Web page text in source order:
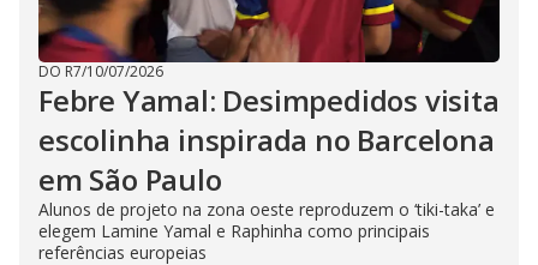
DO R7/10/07/2026
Febre Yamal: Desimpedidos visita
escolinha inspirada no Barcelona
em São Paulo
Alunos de projeto na zona oeste reproduzem o ‘tiki-taka’ e
elegem Lamine Yamal e Raphinha como principais
referências europeias